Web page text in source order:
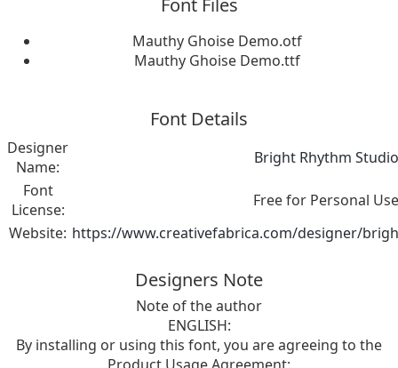
Mauthy Ghoise Demo.otf
Mauthy Ghoise Demo.ttf
Font Details
Designer
Name:
Bright Rhythm Studio
Font
License:
Free for Personal Use
Website: https://www.creativefabrica.com/designer/
Designers Note
Note of the author
ENGLISH:
By installing or using this font, you are agreeing to the